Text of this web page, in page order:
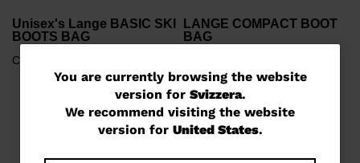
You
are
currently
You are currently browsing the website
version for Svizzera.
We recommend visiting the website
version for United States.
Unisex's Lange BASIC SKI
BOOTS BAG
CHF 37,00
LANGE COMPACT BOOT
BAG